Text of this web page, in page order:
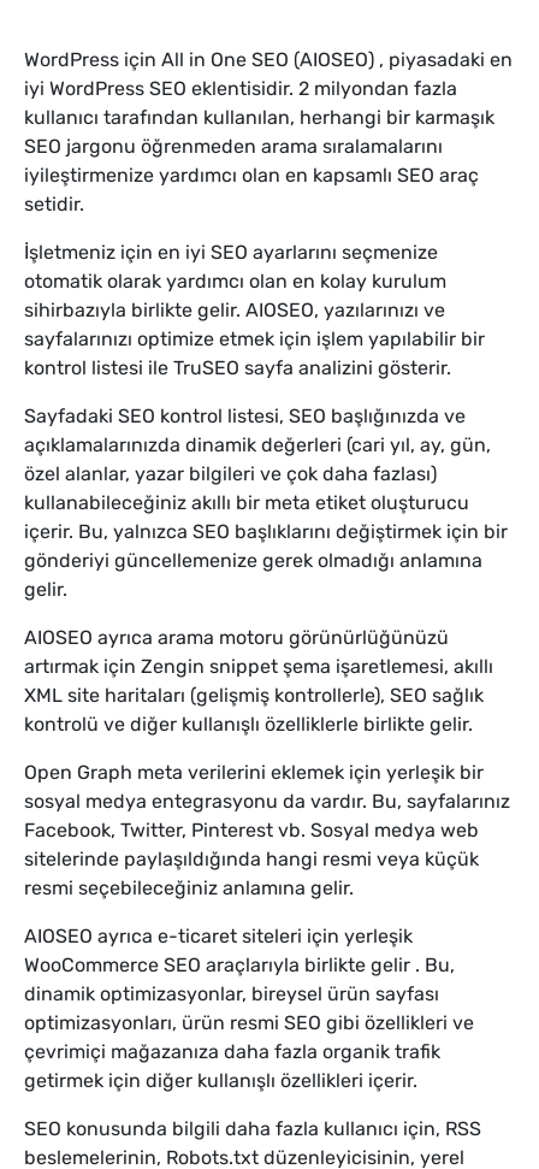
WordPress için All in One SEO (AIOSEO) , piyasadaki en
iyi WordPress SEO eklentisidir. 2 milyondan fazla
kullanıcı tarafından kullanılan, herhangi bir karmaşık
SEO jargonu öğrenmeden arama sıralamalarını
iyileştirmenize yardımcı olan en kapsamlı SEO araç
setidir.
İşletmeniz için en iyi SEO ayarlarını seçmenize
otomatik olarak yardımcı olan en kolay kurulum
sihirbazıyla birlikte gelir. AIOSEO, yazılarınızı ve
sayfalarınızı optimize etmek için işlem yapılabilir bir
kontrol listesi ile TruSEO sayfa analizini gösterir.
Sayfadaki SEO kontrol listesi, SEO başlığınızda ve
açıklamalarınızda dinamik değerleri (cari yıl, ay, gün,
özel alanlar, yazar bilgileri ve çok daha fazlası)
kullanabileceğiniz akıllı bir meta etiket oluşturucu
içerir. Bu, yalnızca SEO başlıklarını değiştirmek için bir
gönderiyi güncellemenize gerek olmadığı anlamına
gelir.
AIOSEO ayrıca arama motoru görünürlüğünüzü
artırmak için Zengin snippet şema işaretlemesi, akıllı
XML site haritaları (gelişmiş kontrollerle), SEO sağlık
kontrolü ve diğer kullanışlı özelliklerle birlikte gelir.
Open Graph meta verilerini eklemek için yerleşik bir
sosyal medya entegrasyonu da vardır. Bu, sayfalarınız
Facebook, Twitter, Pinterest vb. Sosyal medya web
sitelerinde paylaşıldığında hangi resmi veya küçük
resmi seçebileceğiniz anlamına gelir.
AIOSEO ayrıca e-ticaret siteleri için yerleşik
WooCommerce SEO araçlarıyla birlikte gelir . Bu,
dinamik optimizasyonlar, bireysel ürün sayfası
optimizasyonları, ürün resmi SEO gibi özellikleri ve
çevrimiçi mağazanıza daha fazla organik trafik
getirmek için diğer kullanışlı özellikleri içerir.
SEO konusunda bilgili daha fazla kullanıcı için, RSS
beslemelerinin, Robots.txt düzenleyicisinin, yerel